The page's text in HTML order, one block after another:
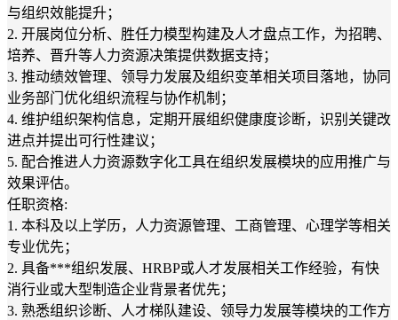
与组织效能提升；
2. 开展岗位分析、胜任力模型构建及人才盘点工作，为招聘、
培养、晋升等人力资源决策提供数据支持；
3. 推动绩效管理、领导力发展及组织变革相关项目落地，协同
业务部门优化组织流程与协作机制；
4. 维护组织架构信息，定期开展组织健康度诊断，识别关键改
进点并提出可行性建议；
5. 配合推进人力资源数字化工具在组织发展模块的应用推广与
效果评估。
任职资格:
1. 本科及以上学历，人力资源管理、工商管理、心理学等相关
专业优先；
2. 具备***组织发展、HRBP或人才发展相关工作经验，有快
消行业或大型制造企业背景者优先；
3. 熟悉组织诊断、人才梯队建设、领导力发展等模块的工作方